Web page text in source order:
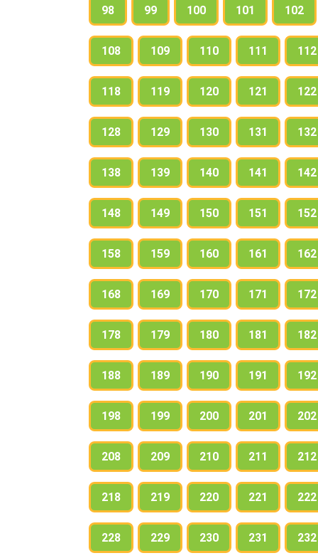
98 99 100 101 102
108 109 110 111 112
118 119 120 121 122
128 129 130 131 132
138 139 140 141 142
148 149 150 151 152
158 159 160 161 162
168 169 170 171 172
178 179 180 181 182
188 189 190 191 192
198 199 200 201 202
208 209 210 211 212
218 219 220 221 222
228 229 230 231 232